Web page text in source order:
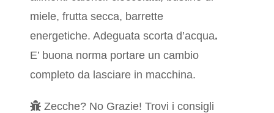
miele, frutta secca, barrette
energetiche. Adeguata scorta d’acqua.
E’ buona norma portare un cambio
completo da lasciare in macchina.
Zecche? No Grazie! Trovi i consigli